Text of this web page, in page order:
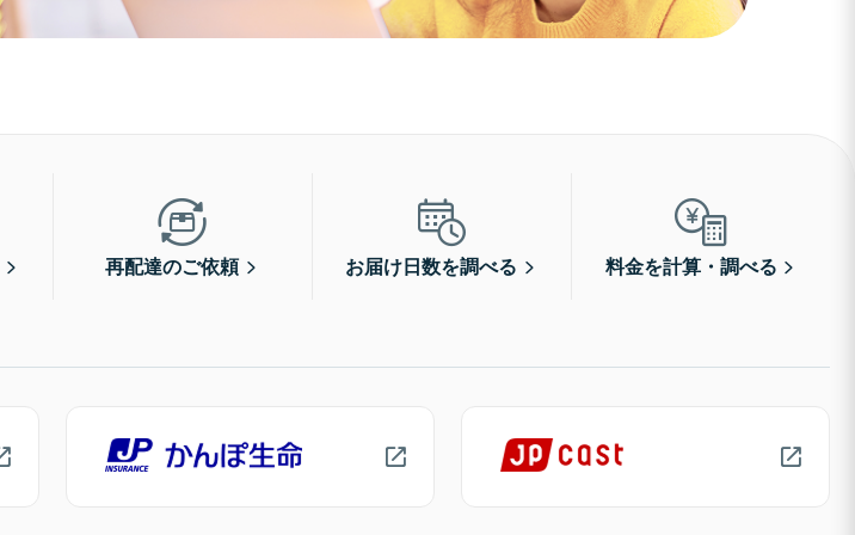
再配達のご依頼 お届け日数を調べる 料金を計算・調べる